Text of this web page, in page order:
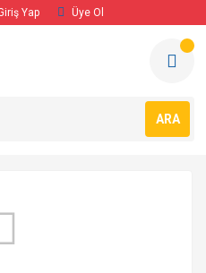
Yap Üye Ol
ARA